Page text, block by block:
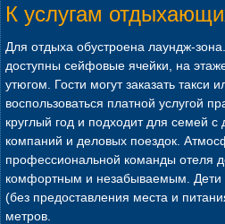
К услугам
Для отдыха обустроена лаундж-
доступны сейфовые ячейки, на
утюгом. Гости могут заказать такси
воспользоваться платной услугой
круглый год и подходит для семей с
компаний и деловых поездок.
профессиональной команды отеля
комфортным и незабываемым. Дети
(без предоставления места и
метров.